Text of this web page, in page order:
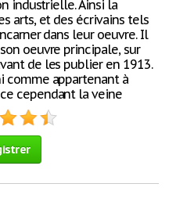
industrielle. Ainsi la
arts, et des écrivains tels
dans leur oeuvre. Il
oeuvre principale, sur
de les publier en 1913.
comme appartenant à
cependant la veine